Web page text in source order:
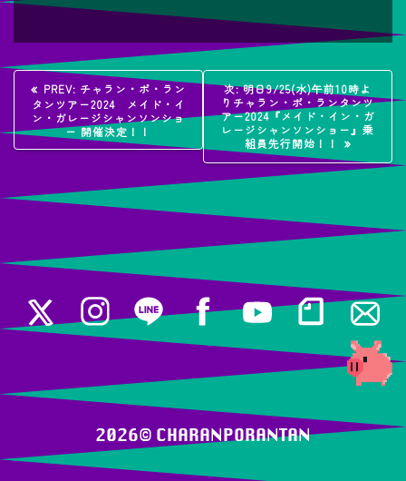
投
稿
ナ
ビ
ゲ
ー
シ
ン
PREV: 過
去
の
投
稿:
チャラン・ポ・ラン
タンツアー2024 メイド・イ
ン・ガレージシャンソンショ
ー 開催決定！！
次:次
の
投
稿:
明日9/25(水)午前10時よ
りチャラン・ポ・ランタンツ
アー2024『メイド・イン・ガ
レージシャンソンショー』乗
組員先行開始！！
2026© ️CHARANPORANTAN